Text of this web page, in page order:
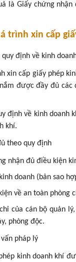
là Giấy chứng
trình xin cấp
định về kinh
xin cấp giấy phép
được đầy đủ
định về kinh doanh
khí.
theo quy định
nhận đủ điều kiện
doanh (bản sao
về an toàn phòng
của cán bộ quản
phòng độc.
pháp lý
kinh doanh khí